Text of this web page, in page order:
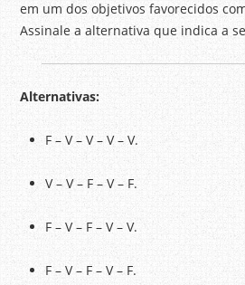
em um dos objetivos favorecidos
Assinale a alternativa que indica a
Alternativas:
F – V – V – V – V.
V – V – F – V – F.
F – V – F – V – V.
F – V – F – V – F.